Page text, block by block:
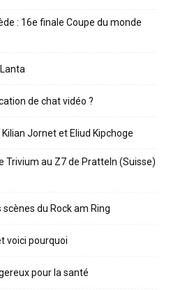
: 16e finale Coupe du monde
de chat vidéo ?
Jornet et Eliud Kipchoge
Trivium au Z7 de Pratteln (Suisse)
du Rock am Ring
voici pourquoi
pour la santé